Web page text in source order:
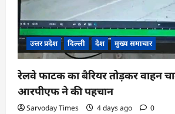
उत्तर प्रदेश दिल्ली देश मुख्य समाचार
रेलवे फाटक का बैरियर तोड़कर वाहन
आरपीएफ ने की पहचान
Sarvoday Times 4 days ago 0